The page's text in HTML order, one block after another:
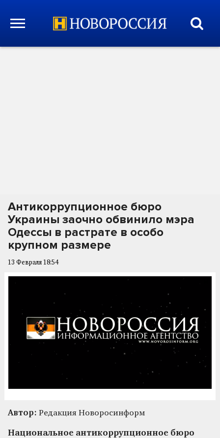
Антикоррупционное бюро
Украины заочно обвинило мэра
Одессы в растрате в особо
крупном размере
13 Февраля 18:54
Автор: Редакция Новоросинформ
Национальное антикоррупционное бюро